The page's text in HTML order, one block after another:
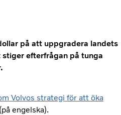
på att uppgradera landets
efterfrågan på tunga
Volvos strategi för att öka
(på engelska).